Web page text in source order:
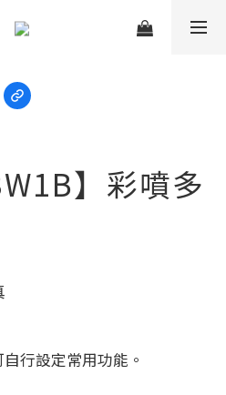
】彩噴多
行設定常用功能。